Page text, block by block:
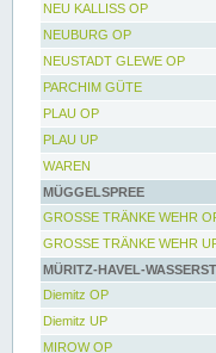
NEU KALLISS OP
NEUBURG OP
NEUSTADT GLEWE OP
PARCHIM GÜTE
PLAU OP
PLAU UP
WAREN
MÜGGELSPREE
GROSSE TRÄNKE WEHR
GROSSE TRÄNKE WEHR
MÜRITZ-HAVEL-
Diemitz OP
Diemitz UP
MIROW OP